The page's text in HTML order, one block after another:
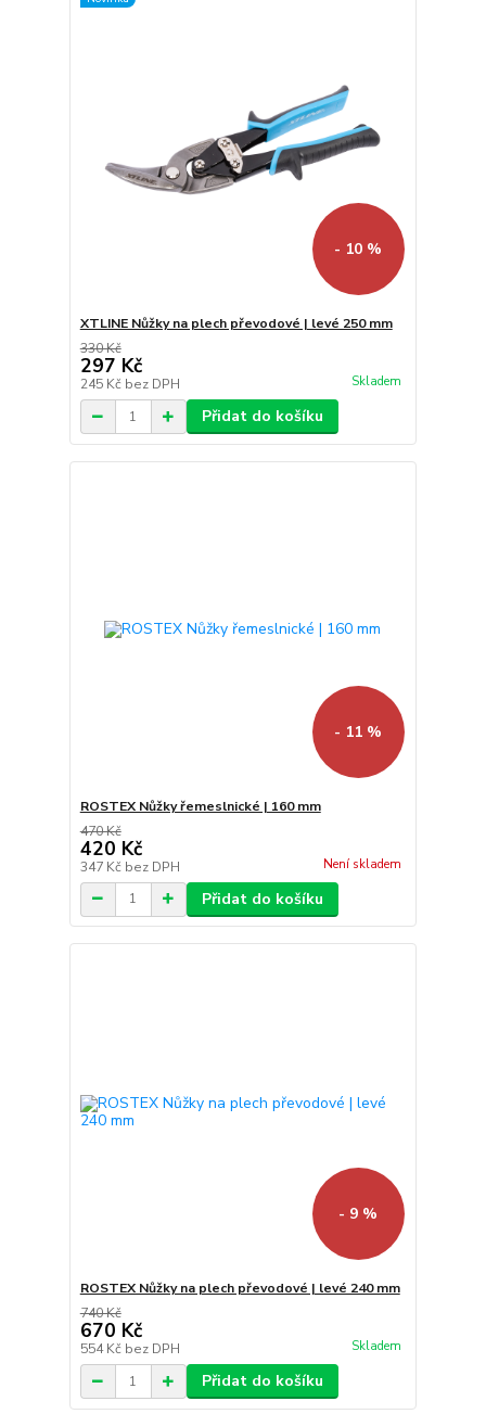
- 10 %
XTLINE Nůžky na plech převodové | levé 250 mm
330 Kč
297 Kč
245 Kč bez DPH Skladem
Přidat do košíku
- 11 %
ROSTEX Nůžky řemeslnické | 160 mm
470 Kč
420 Kč
347 Kč bez DPH Není skladem
Přidat do košíku
- 9 %
ROSTEX Nůžky na plech převodové | levé 240 mm
740 Kč
670 Kč
554 Kč bez DPH Skladem
Přidat do košíku